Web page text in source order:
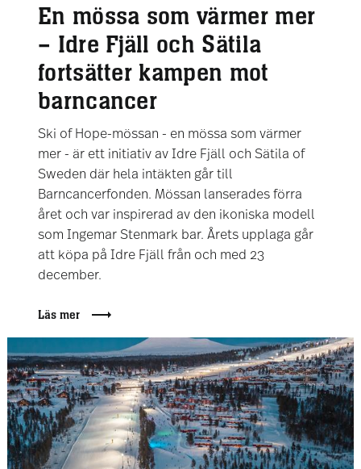
En mössa som värmer mer
– Idre Fjäll och Sätila
fortsätter kampen mot
barncancer
Ski of Hope-mössan - en mössa som värmer
mer - är ett initiativ av Idre Fjäll och Sätila of
Sweden där hela intäkten går till
Barncancerfonden. Mössan lanserades förra
året och var inspirerad av den ikoniska modell
som Ingemar Stenmark bar. Årets upplaga går
att köpa på Idre Fjäll från och med 23
december.
Läs mer